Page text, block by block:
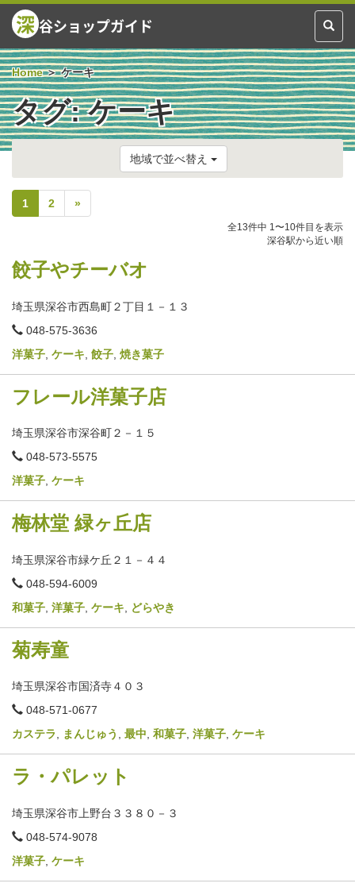
Toggle
深 谷ショップガイド
Home ケーキ
タグ:ケーキ
地域で並べ替え
1 2 »
全13件中 1〜10件目を表示
深谷駅から近い順
餃子やチーバオ
埼玉県深谷市西島町２丁目１－１３
電
番
号
048-575-3636
洋菓子 ケーキ 餃子 焼き菓子
フレール洋菓子店
埼玉県深谷市深谷町２－１５
電
番
号
048-573-5575
洋菓子 ケーキ
梅林堂 緑ヶ丘店
埼玉県深谷市緑ケ丘２１－４４
電
番
号
048-594-6009
和菓子 洋菓子 ケーキ どらやき
菊寿童
埼玉県深谷市国済寺４０３
電
番
号
048-571-0677
カステラ
まんじゅう 最中 和菓子 洋菓子 ケーキ
ラ・パレット
埼玉県深谷市上野台３３８０－３
電
番
号
048-574-9078
洋菓子 ケーキ